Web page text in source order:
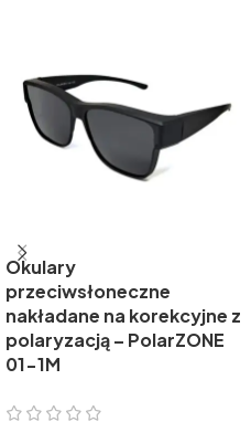
Okulary
przeciwsłoneczne
nakładane na korekcyjne z
polaryzacją – PolarZONE
01-1M